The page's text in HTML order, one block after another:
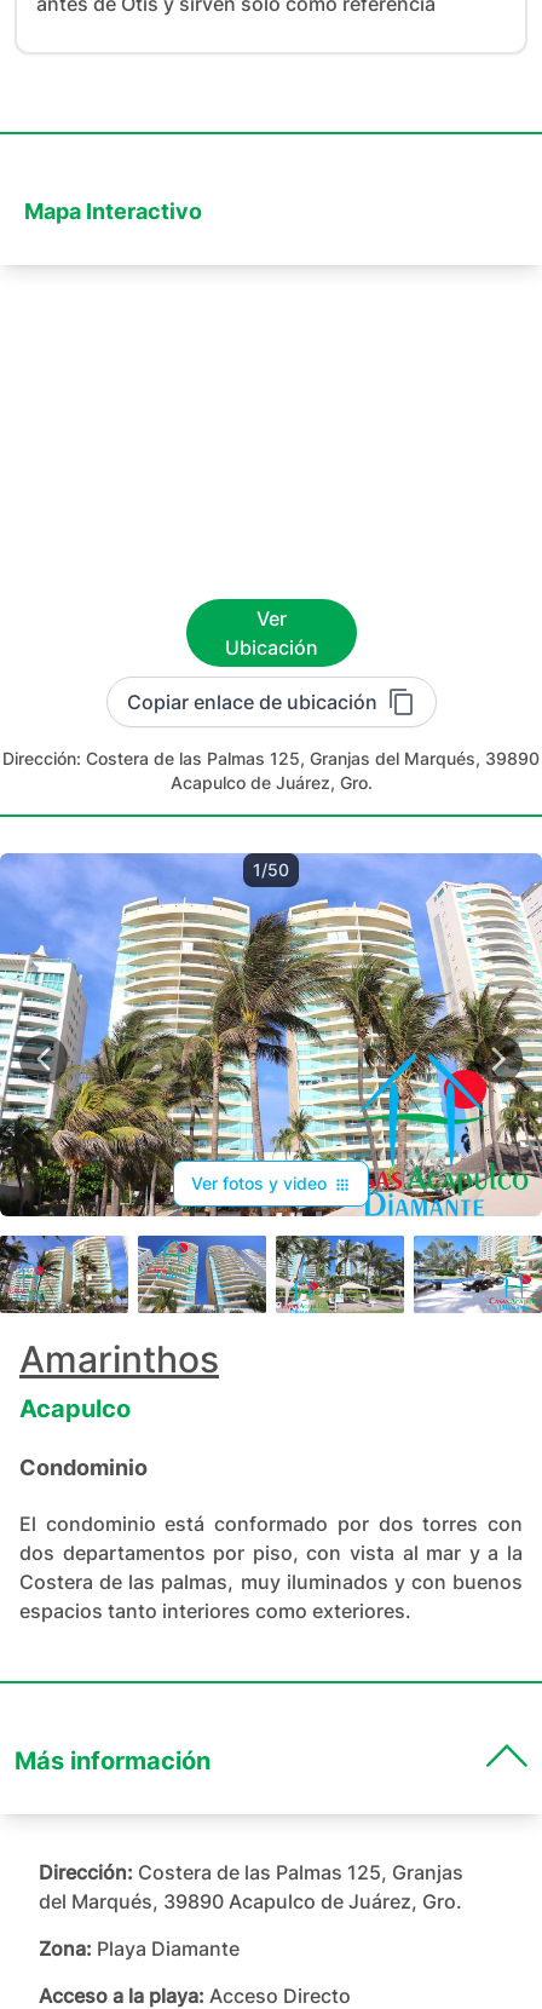
Mapa Interactivo
Ver
Ubicación
Copiar enlace de ubicación
Dirección: Costera de las Palmas 125, Granjas del Marqués, 39890
Acapulco de Juárez, Gro.
1/50
Ver fotos y video
Amarinthos
Acapulco
Condominio
El condominio está conformado por dos torres con
dos departamentos por piso, con vista al mar y a la
Costera de las palmas, muy iluminados y con buenos
espacios tanto interiores como exteriores.
Más información
Dirección: Costera de las Palmas 125, Granjas
del Marqués, 39890 Acapulco de Juárez, Gro.
Zona: Playa Diamante
Acceso a la playa: Acceso Directo